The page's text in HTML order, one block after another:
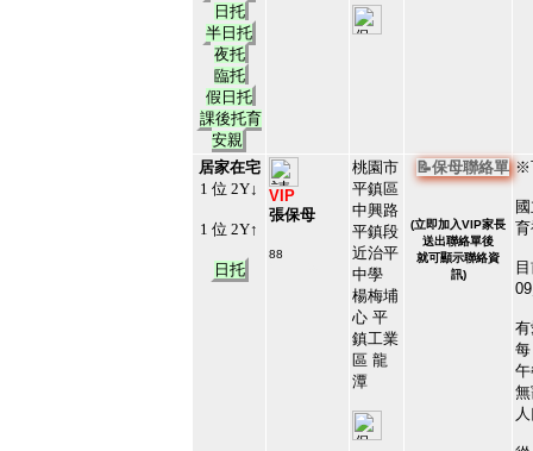
日托
半日托
夜托
臨托
假日托
課後托育
安親
居家在宅
1 位 2Y↓
1 位 2Y↑
日托
VIP
張保母
88
桃園市
平鎮區
中興路
平鎮段
近治平
中學
楊梅埔
心 平
鎮工業
區 龍
潭
📝保母聯絡單
(立即加入VIP家長
送出聯絡單後
就可顯示聯絡資
訊)
※